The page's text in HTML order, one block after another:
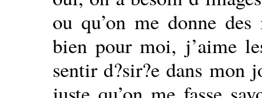
ou qu’on me donne des
bien pour moi, j’aime
sentir d?sir?e dans mon